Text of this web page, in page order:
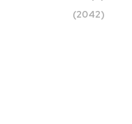
(2042)